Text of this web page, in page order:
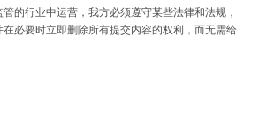
的行业中运营，我方必须遵守某些法律和法规，
在必要时立即删除所有提交内容的权利，而无需给